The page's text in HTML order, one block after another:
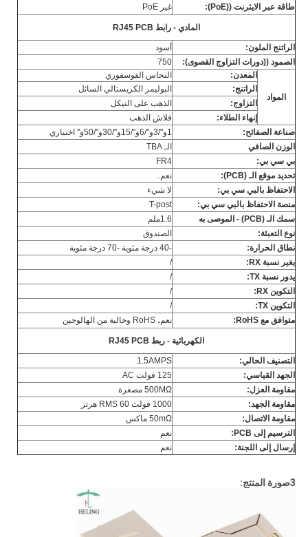
طاقة عبر الايثرنت ((PoE): غير PoE
المادي - رابط RJ45 PCB
الراتنج الملون:
أسود
الصمود ((دورات التزاوج القصوى):
750
المواد
المعدن:
النحاس الفوسفوري
الراتنج:
البوليمر الكريستالي السائل
التزاوج:
الذهب على النيكل
إنهاء الطلاء:
فلاش الذهب
صناعة الصفائح:
1و"/3و"/6و"/15و"/30و"/50و" اختياري
الوزن الصافي
الـ TBA
بي سي بي:
FR4
تحديد موقع الـ (PCB):
نعم..
الاحتفاظ بالبي سي بي:
لا شيء
منصة الاحتفاظ بالبي سي بي:
T-post
سمك الـ (PCB) - الموصى به
1.6ملم
نوع التعبئة:
الصندوق
نطاق الحرارة:
-40 درجة مئوية -70 درجة مئوية
يغير نسبة RX:
/
يدور نسبة TX:
/
التكوين RX:
/
التكوين TX:
/
متوافق مع RoHS:
نعم، RoHS وخالية من الهالوجين
الكهربائية - ربط RJ45 PCB
التصنيف الحالي:
1.5AMPS
الجهد القياسي:
125 فولت AC
مقاومة العزل:
500MΩ مصغرة
مقاومة الجهد:
1000 فولت RMS 60 هرتز
مقاومة الاتصال:
50mΩ ماكس
الترسيم إلى PCB:
نعم
إرسال إلى اللجنة:
نعم
3صورة المنتج: